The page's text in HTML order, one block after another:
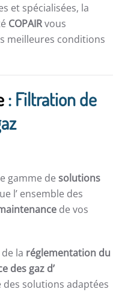
et spécialisées, la
COPAIRvous
meilleures conditions
: Filtration de
gamme de solutions
l’ ensemble des
de vos
la réglementation du
des gaz d’
solutions adaptées